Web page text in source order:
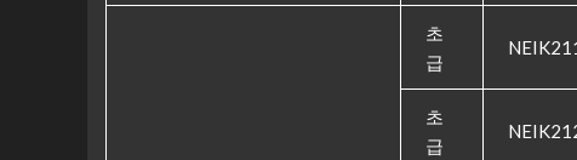
초
급
초
급